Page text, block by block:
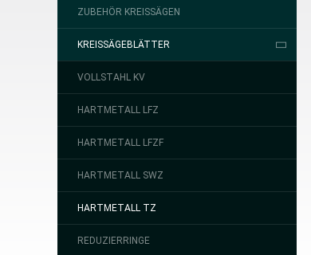
ZUBEHÖR KREISSÄGEN
KREISSÄGEBLÄTTER
VOLLSTAHL KV
HARTMETALL LFZ
HARTMETALL LFZF
HARTMETALL SWZ
HARTMETALL TZ
REDUZIERRINGE